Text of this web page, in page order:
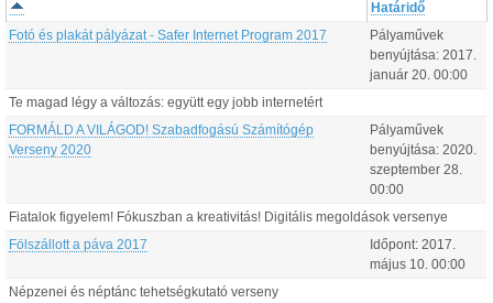
Határidő
Fotó és plakát pályázat - Safer Internet Program 2017
Pályaművek
benyújtása: 2017.
január 20 00:00
Te magad légy a változás: együtt egy jobb internetért
FORMÁLD A VILÁGOD! Szabadfogású Számítógép
Verseny 2020
Pályaművek
benyújtása: 2020.
szeptember 28
00:00
Fiatalok figyelem! Fókuszban a kreativitás! Digitális megoldások versenye
Fölszállott a páva 2017 Időpont: 2017.
május 10 00:00
Népzenei és néptánc tehetségkutató verseny